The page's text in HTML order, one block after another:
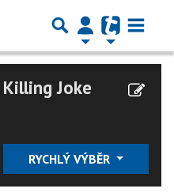
Killing Joke
RYCHLÝ VÝBĚR